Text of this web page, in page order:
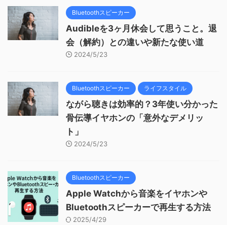
Bluetoothスピーカー
Audibleを3ヶ月休会して思うこと。退
会（解約）との違いや新たな使い道
2024/5/23
Bluetoothスピーカー ライフスタイル
ながら聴きは効率的？3年使い分かった
骨伝導イヤホンの「意外なデメリッ
ト」
2024/5/23
Bluetoothスピーカー
Apple Watchから音楽をイヤホンや
Bluetoothスピーカーで再生する方法
2025/4/29